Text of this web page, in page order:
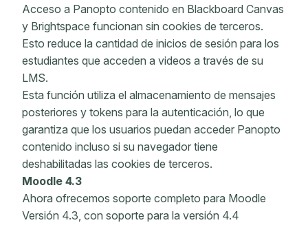
Acceso a Panopto contenido en Blackboard Canvas
y Brightspace funcionan sin cookies de terceros.
Esto reduce la cantidad de inicios de sesión para los
estudiantes que acceden a videos a través de su
LMS.
Esta función utiliza el almacenamiento de mensajes
posteriores y tokens para la autenticación, lo que
garantiza que los usuarios puedan acceder Panopto
contenido incluso si su navegador tiene
deshabilitadas las cookies de terceros.
Moodle 4.3
Ahora ofrecemos soporte completo para Moodle
Versión 4.3, con soporte para la versión 4.4